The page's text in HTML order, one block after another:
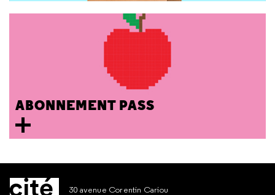
ABONNEMENT PASS
30 avenue Corentin Cariou